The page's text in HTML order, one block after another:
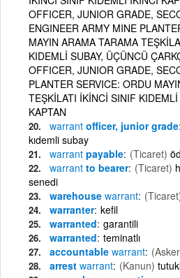
OFFICER, JUNIOR GRADE,
ENGINEER ARMY MINE
MAYIN ARAMA TARAMA
KIDEMLİ SUBAY, ÜÇÜNCÜ
OFFICER, JUNIOR GRADE,
PLANTER SERVICE: ORDU
TEŞKİLATI İKİNCİ SINIF
KAPTAN
warrant officer, junior grade
kıdemli subay
warrant payable (Ticaret)
warrant to bearer (Ticaret)
senedi
warehouse warrant
warranter kefil
warranted garantili
warranted teminatlı
accountable warrant
arrest warrant (Kanun)